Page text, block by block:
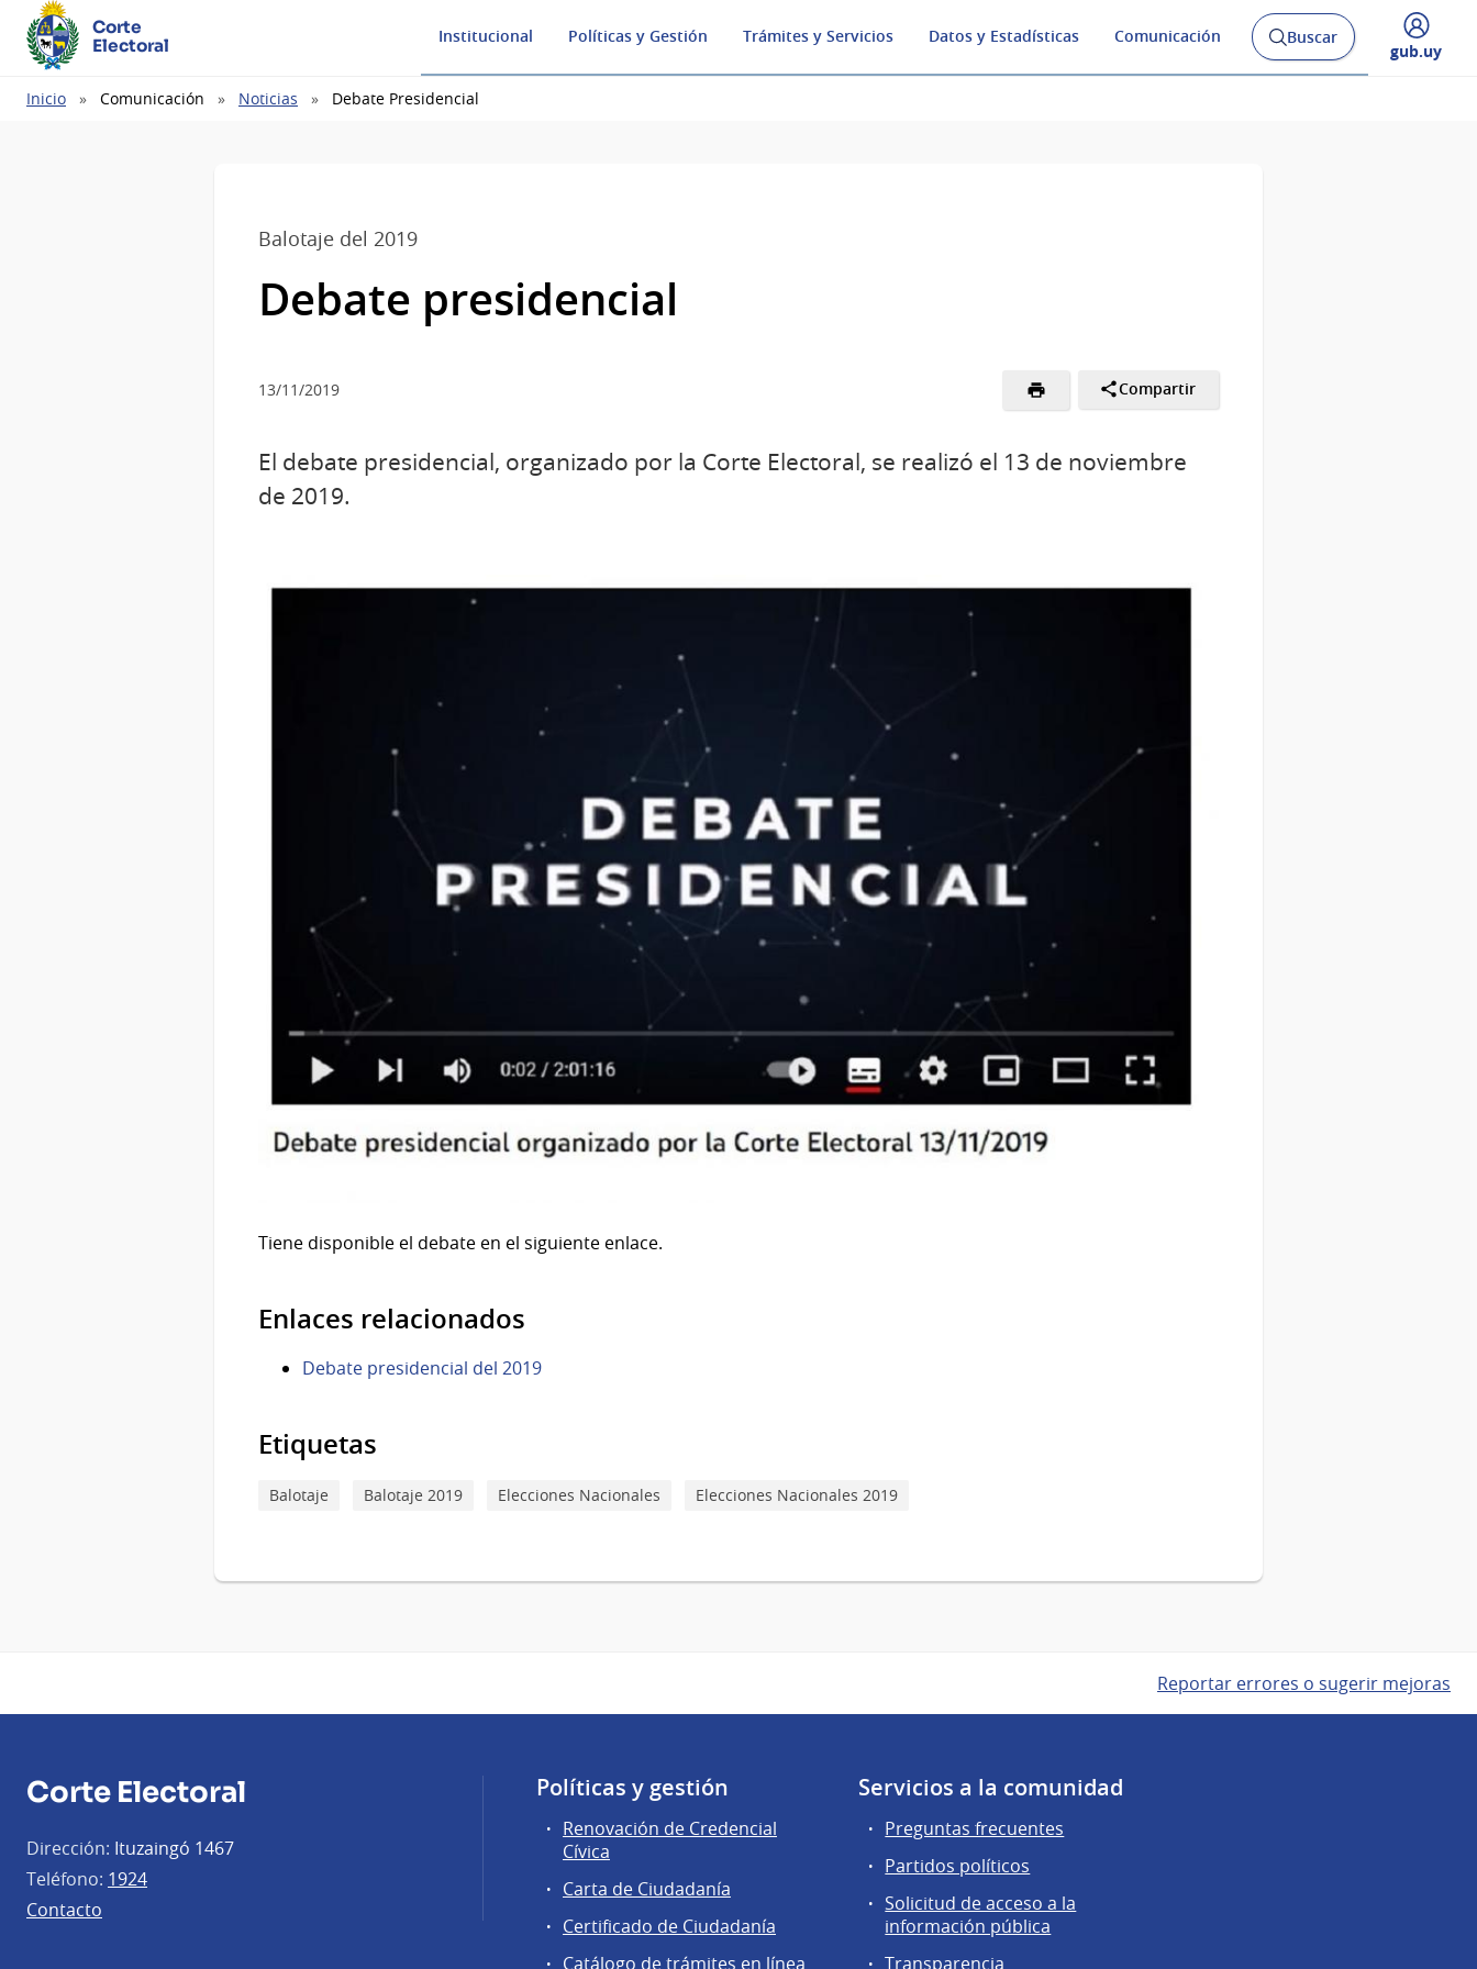
Corte
Electoral
Institucional Políticas y Gestión Trámites y Servicios Datos y Estadísticas Comunicación
Abrir
buscador
Buscar
Desplegar
gub.uy
Ruta
Inicio Comunicación Noticias Debate Presidencial
Balotaje del 2019
Debate presidencial
13/11/2019 Compartir
El debate presidencial, organizado por la Corte Electoral, se realizó el 13 de noviembre
de 2019.
Tiene disponible el debate en el siguiente enlace.
Enlaces relacionados
Debate presidencial del 2019
Etiquetas
Balotaje Balotaje 2019 Elecciones Nacionales Elecciones Nacionales 2019
Reportar errores o sugerir mejoras
Corte Electoral
Dirección: Ituzaingó 1467
Teléfono: 1924
Contacto
Políticas y gestión
Renovación de Credencial
Cívica
Carta de Ciudadanía
Certificado de Ciudadanía
Catálogo de trámites en línea
Servicios a la comunidad
Preguntas frecuentes
Partidos políticos
Solicitud de acceso a la
información pública
Transparencia